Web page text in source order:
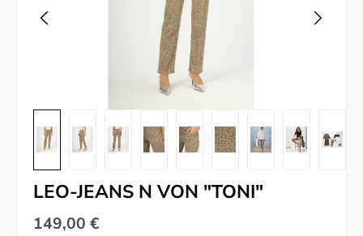
LEO-JEANS N VON "TONI"
149,00 €